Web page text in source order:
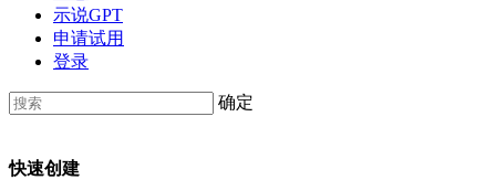
示说GPT
申请试用
登录
确定
快速创建